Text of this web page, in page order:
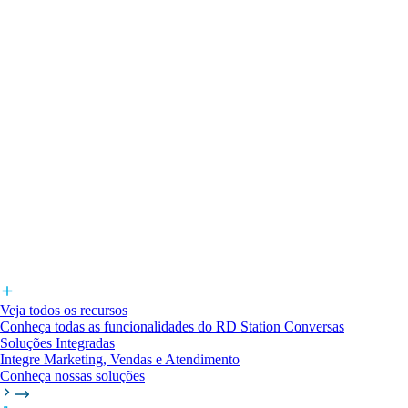
Veja todos os recursos
Conheça todas as funcionalidades do RD Station Conversas
Soluções Integradas
Integre Marketing, Vendas e Atendimento
Conheça nossas soluções